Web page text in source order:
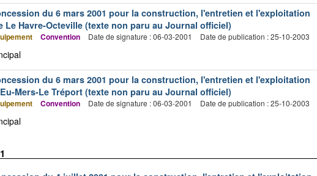
du 6 mars 2001 pour la construction, l'entretien et l'exploitation
Le Havre-Octeville (texte non paru au Journal officiel)
Convention Date de signature : 06-03-2001 Date de publication : 25-10-2003
du 6 mars 2001 pour la construction, l'entretien et l'exploitation
Mers-Le Tréport (texte non paru au Journal officiel)
Convention Date de signature : 06-03-2001 Date de publication : 25-10-2003